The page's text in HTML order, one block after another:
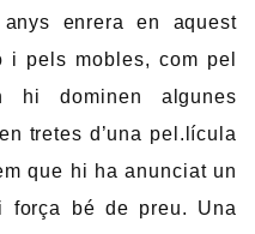
enrera en aquest
i pels mobles, com pel
dominen algunes
tretes d’una pel.lícula
que hi ha anunciat un
bé de preu. Una